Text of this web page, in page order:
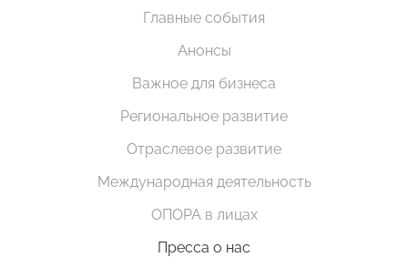
Главные события
Анонсы
Важное для бизнеса
Региональное развитие
Отраслевое развитие
Международная деятельность
ОПОРА в лицах
Пресса о нас